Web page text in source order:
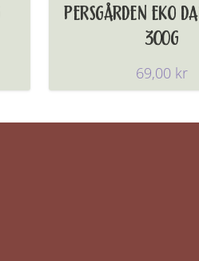
PERSGÅRDEN EKO
300G
69,00 kr